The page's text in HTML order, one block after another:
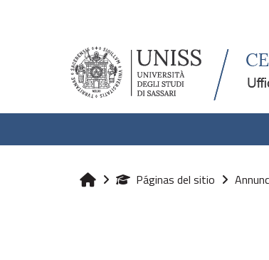
InicioPáginas del sitio